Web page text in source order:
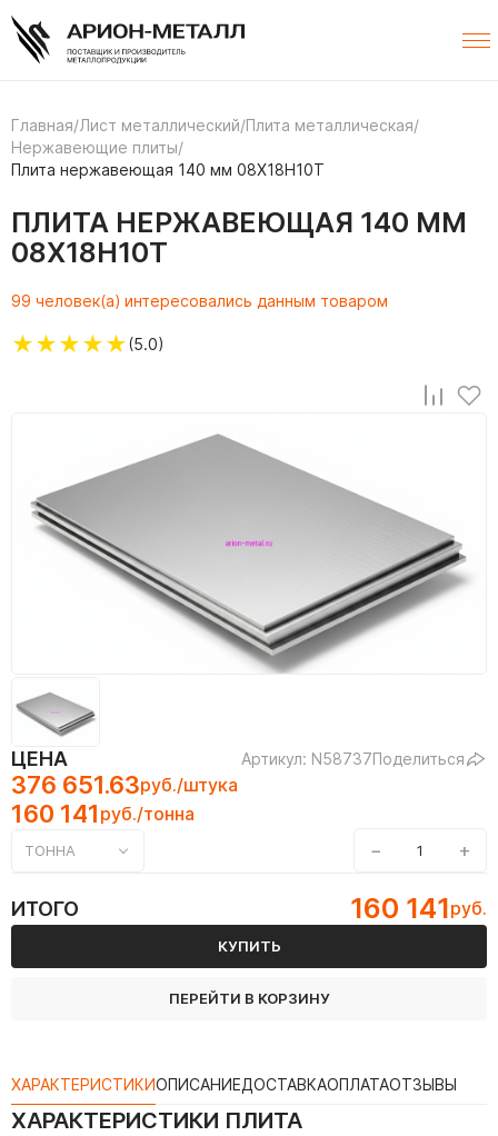
Главная/Лист металлический/Плита металлическая/
Нержавеющие плиты/
Плита нержавеющая 140 мм 08Х18Н10Т
ПЛИТА НЕРЖАВЕЮЩАЯ 140 ММ
08Х18Н10Т
99 человек(а) интересовались данным товаром
★★★★★(5.0)
ЦЕНА Артикул: N58737Поделиться
376 651.63руб./штука
160 141 руб./тонна
ТОННА − +
ИТОГО 160 141руб.
КУПИТЬ
ПЕРЕЙТИ В КОРЗИНУ
ХАРАКТЕРИСТИКИОПИСАНИЕДОСТАВКАОПЛАТАОТЗЫВЫ
ХАРАКТЕРИСТИКИ ПЛИТА